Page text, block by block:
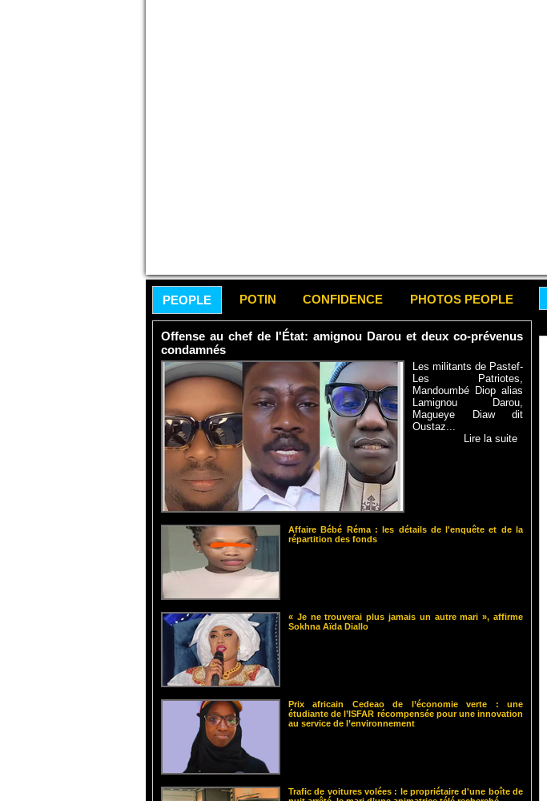
PEOPLE POTIN CONFIDENCE PHOTOS PEOPLE
Offense au chef de l'État: amignou Darou et deux co-prévenus
condamnés
Les militants de Pastef-
Les Patriotes,
Mandoumbé Diop alias
Lamignou Darou,
Magueye Diaw dit
Oustaz...
Lire la suite
Affaire Bébé Réma : les détails de l'enquête et de la
répartition des fonds
« Je ne trouverai plus jamais un autre mari », affirme
Sokhna Aïda Diallo
Prix africain Cedeao de l’économie verte : une
étudiante de l’ISFAR récompensée pour une innovation
au service de l’environnement
Trafic de voitures volées : le propriétaire d'une boîte de